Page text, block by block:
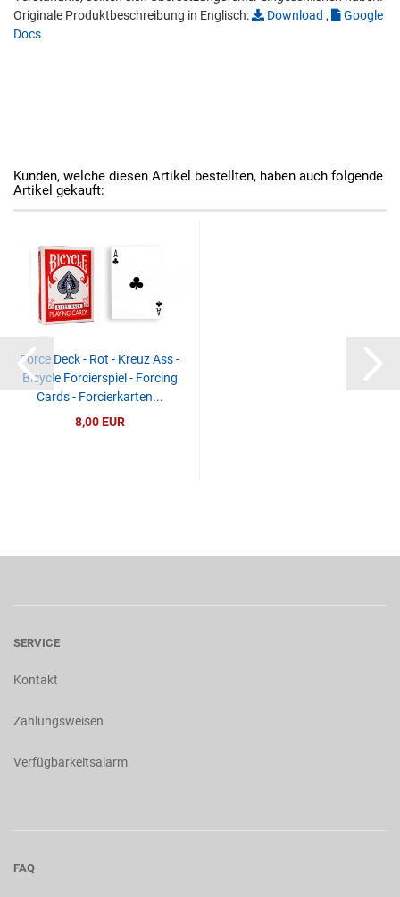
Originale Produktbeschreibung in Englisch:
Download ,
Google
Docs
Kunden, welche diesen Artikel bestellten, haben auch folgende
Artikel gekauft:
Force Deck - Rot - Kreuz Ass -
Bicycle Forcierspiel - Forcing
Cards - Forcierkarten...
8,00 EUR
SERVICE
Kontakt
Zahlungsweisen
Verfügbarkeitsalarm
FAQ